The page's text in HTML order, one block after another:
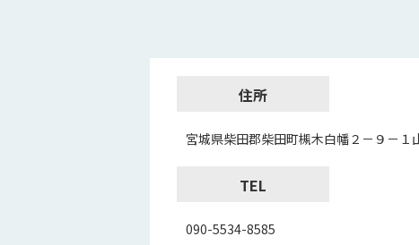
住所
宮城県柴田郡柴田町槻木白幡２－９－
TEL
090-5534-8585